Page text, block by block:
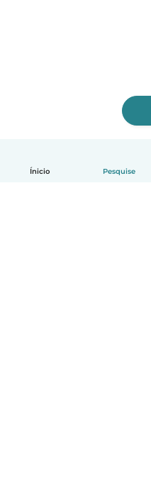
Ínicio Pesquise